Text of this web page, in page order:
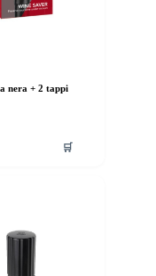
nera + 2 tappi
🛒